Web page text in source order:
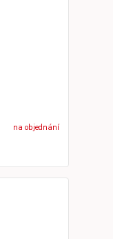
na objednání